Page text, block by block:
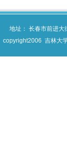
地址： 长春市前进
copyright2006 吉林大